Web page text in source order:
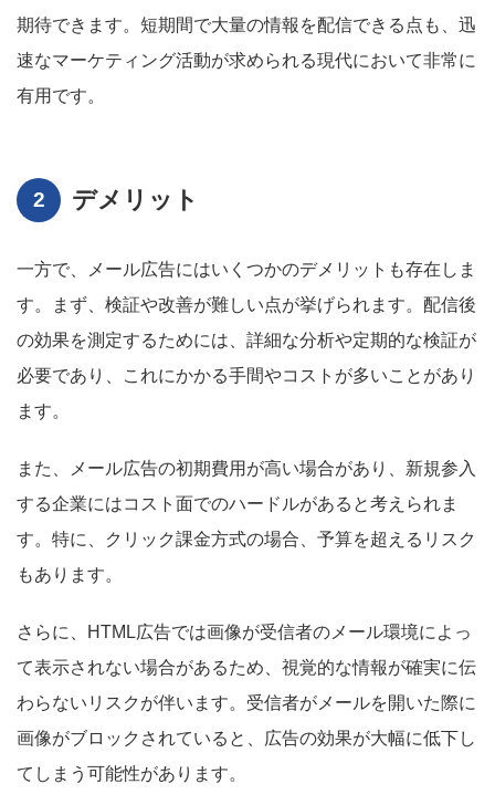
期待できます。短期間で大量の情報を配信できる点も、迅
速なマーケティング活動が求められる現代において非常に
有用です。
デメリット
一方で、メール広告にはいくつかのデメリットも存在しま
す。まず、検証や改善が難しい点が挙げられます。配信後
の効果を測定するためには、詳細な分析や定期的な検証が
必要であり、これにかかる手間やコストが多いことがあり
ます。
また、メール広告の初期費用が高い場合があり、新規参入
する企業にはコスト面でのハードルがあると考えられま
す。特に、クリック課金方式の場合、予算を超えるリスク
もあります。
さらに、HTML広告では画像が受信者のメール環境によっ
て表示されない場合があるため、視覚的な情報が確実に伝
わらないリスクが伴います。受信者がメールを開いた際に
画像がブロックされていると、広告の効果が大幅に低下し
てしまう可能性があります。